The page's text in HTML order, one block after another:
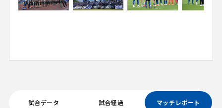
試合データ 試合経過 マッチレポート